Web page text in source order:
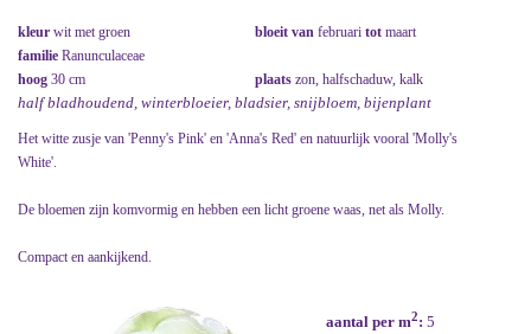
kleur wit met groen bloeit van februari tot maart
familie Ranunculaceae
hoog 30 cm plaats zon, halfschaduw, kalk
half bladhoudend, winterbloeier, bladsier, snijbloem, bijenplant
Het witte zusje van 'Penny's Pink' en 'Anna's Red' en natuurlijk vooral 'Molly's
White'.
De bloemen zijn komvormig en hebben een licht groene waas, net als Molly.
Compact en aankijkend.
aantal per m2: 5